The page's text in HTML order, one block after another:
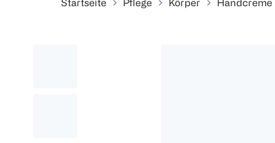
Startseite Pflege Körper Handcreme